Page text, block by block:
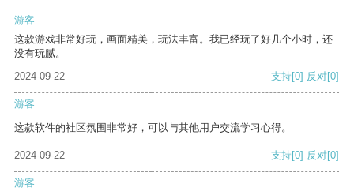
游客
这款游戏非常好玩，画面精美，玩法丰富。我已经玩了好几个小时，还
没有玩腻。
2024-09-22
支持[0] 反对[0]
游客
这款软件的社区氛围非常好，可以与其他用户交流学习心得。
2024-09-22 支持[0] 反对[0]
游客